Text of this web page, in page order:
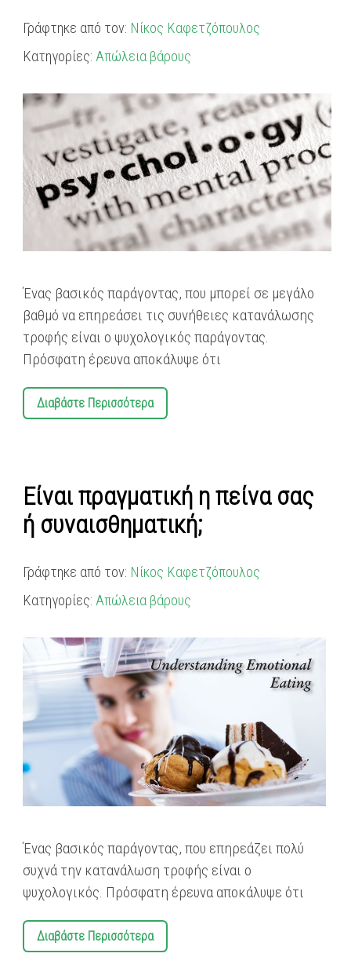
Γράφτηκε από τον: Νίκος Καφετζόπουλος
Κατηγορίες: Απώλεια βάρους
Ένας βασικός παράγοντας, που μπορεί σε μεγάλο
βαθμό να επηρεάσει τις συνήθειες κατανάλωσης
τροφής είναι ο ψυχολογικός παράγοντας.
Πρόσφατη έρευνα αποκάλυψε ότι
Διαβάστε Περισσότερα
Είναι πραγματική η πείνα σας
ή συναισθηματική;
Γράφτηκε από τον: Νίκος Καφετζόπουλος
Κατηγορίες: Απώλεια βάρους
Ένας βασικός παράγοντας, που επηρεάζει πολύ
συχνά την κατανάλωση τροφής είναι ο
ψυχολογικός. Πρόσφατη έρευνα αποκάλυψε ότι
Διαβάστε Περισσότερα